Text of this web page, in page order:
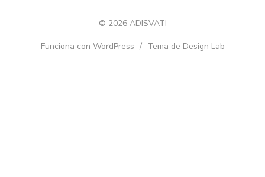
© 2026 ADISVATI
Funciona con WordPress / Tema de Design Lab